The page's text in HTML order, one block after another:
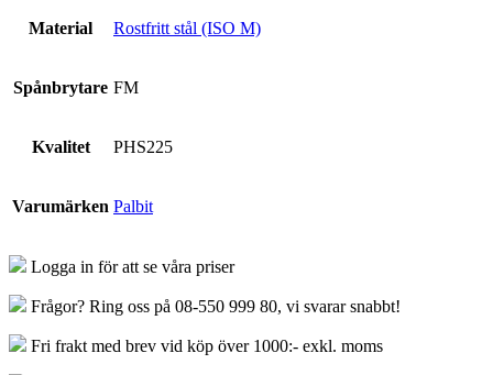
Material Rostfritt stål (ISO M)
Spånbrytare FM
Kvalitet PHS225
Varumärken Palbit
Logga in för att se våra priser
Frågor? Ring oss på 08-550 999 80, vi svarar snabbt!
Fri frakt med brev vid köp över 1000:- exkl. moms